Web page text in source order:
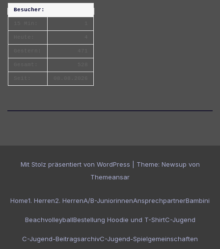
Besucher:
Mit Stolz präsentiert von WordPress Theme: Newsup von
Themeansar
Home1. Herren2. HerrenA/B-JuniorinnenAnsprechpartnerBambini
BeachvolleyballBestellung Hoodie und T-ShirtC-Jugend
C-Jugend-BeitragsarchivC-Jugend-Spielgemeinschaften